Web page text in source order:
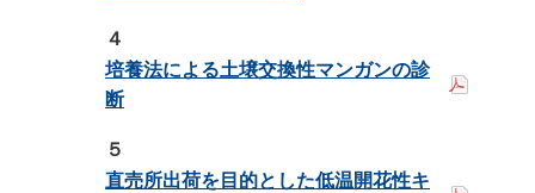
４
培養法による土壌交換性マンガンの診
断
５
直売所出荷を目的とした低温開花性キ